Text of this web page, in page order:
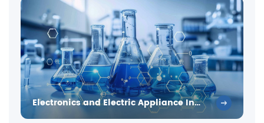
Electronics and Electric Appliance Industry